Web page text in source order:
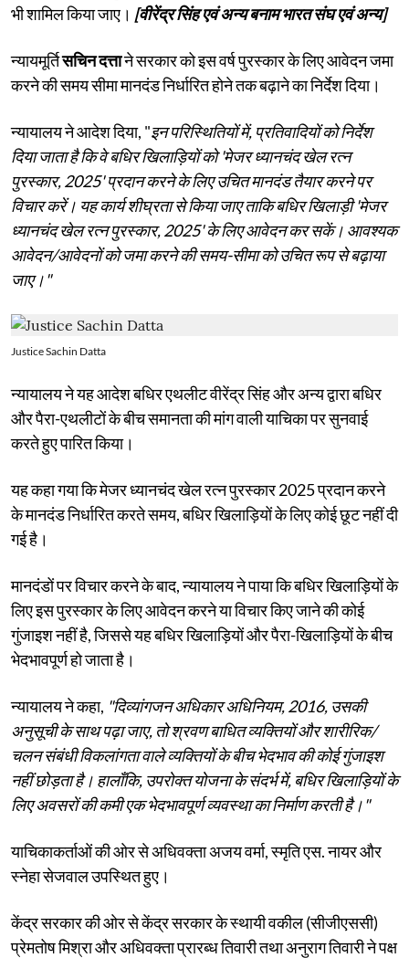
भी शामिल किया जाए। [वीरेंद्र सिंह एवं अन्य बनाम भारत संघ एवं अन्य]
न्यायमूर्तिसचिन दत्ताने सरकार को इस वर्ष पुरस्कार के लिए आवेदन जमा
करने की समय सीमा मानदंड निर्धारित होने तक बढ़ाने का निर्देश दिया।
न्यायालय ने आदेश दिया, "इन परिस्थितियों में, प्रतिवादियों को निर्देश
दिया जाता है कि वे बधिर खिलाड़ियों को 'मेजर ध्यानचंद खेल रत्न
पुरस्कार, 2025' प्रदान करने के लिए उचित मानदंड तैयार करने पर
विचार करें। यह कार्य शीघ्रता से किया जाए ताकि बधिर खिलाड़ी 'मेजर
ध्यानचंद खेल रत्न पुरस्कार, 2025' के लिए आवेदन कर सकें। आवश्यक
आवेदन/आवेदनों को जमा करने की समय-सीमा को उचित रूप से बढ़ाया
जाए।"
Justice Sachin Datta
न्यायालय ने यह आदेश बधिर एथलीट वीरेंद्र सिंह और अन्य द्वारा बधिर
और पैरा-एथलीटों के बीच समानता की मांग वाली याचिका पर सुनवाई
करते हुए पारित किया।
यह कहा गया कि मेजर ध्यानचंद खेल रत्न पुरस्कार 2025 प्रदान करने
के मानदंड निर्धारित करते समय, बधिर खिलाड़ियों के लिए कोई छूट नहीं दी
गई है।
मानदंडों पर विचार करने के बाद, न्यायालय ने पाया कि बधिर खिलाड़ियों के
लिए इस पुरस्कार के लिए आवेदन करने या विचार किए जाने की कोई
गुंजाइश नहीं है, जिससे यह बधिर खिलाड़ियों और पैरा-खिलाड़ियों के बीच
भेदभावपूर्ण हो जाता है।
न्यायालय ने कहा, "दिव्यांगजन अधिकार अधिनियम, 2016, उसकी
अनुसूची के साथ पढ़ा जाए, तो श्रवण बाधित व्यक्तियों और शारीरिक/
चलन संबंधी विकलांगता वाले व्यक्तियों के बीच भेदभाव की कोई गुंजाइश
नहीं छोड़ता है। हालाँकि, उपरोक्त योजना के संदर्भ में, बधिर खिलाड़ियों के
लिए अवसरों की कमी एक भेदभावपूर्ण व्यवस्था का निर्माण करती है।"
याचिकाकर्ताओं की ओर से अधिवक्ता अजय वर्मा, स्मृति एस. नायर और
स्नेहा सेजवाल उपस्थित हुए।
केंद्र सरकार की ओर से केंद्र सरकार के स्थायी वकील (सीजीएससी)
प्रेमतोष मिश्रा और अधिवक्ता प्रारब्ध तिवारी तथा अनुराग तिवारी ने पक्ष